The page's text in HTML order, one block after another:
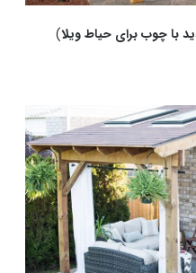
با چوب برای حیاط ویلا)